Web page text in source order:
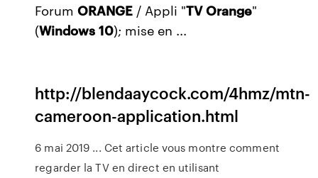
ForumORANGE / Appli "TV Orange"
(Windows 10); mise en ...
http://blendaaycock.com/4hmz/mtn-
cameroon-application.html
6 mai 2019 ... Cet article vous montre comment
regarder la TV en direct en utilisant